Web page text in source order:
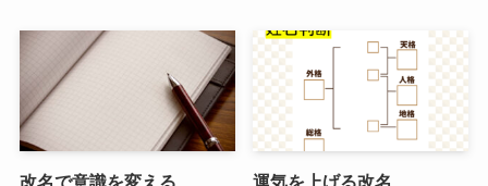
改名で意識を変える 運気を上げる改名